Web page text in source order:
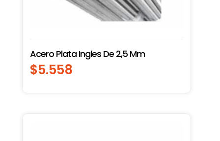
Acero Plata Ingles De 2,5 Mm
$5.558